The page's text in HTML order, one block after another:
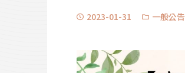
2023-01-31 一般公告